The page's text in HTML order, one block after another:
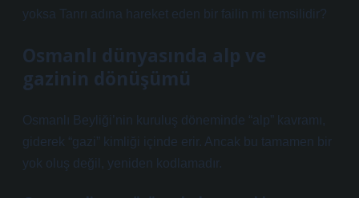
yoksa Tanrı adına hareket eden bir failin mi temsilidir?
Osmanlı dünyasında alp ve
gazinin dönüşümü
Osmanlı Beyliği’nin kuruluş döneminde “alp” kavramı,
giderek “gazi” kimliği içinde erir. Ancak bu tamamen bir
yok oluş değil, yeniden kodlamadır.